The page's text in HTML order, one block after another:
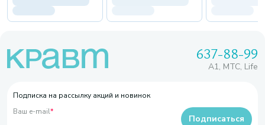
637-88-99
A1, МТС, Life
Подписка на рассылку акций и новинок
Ваш e-mail*
Подписаться